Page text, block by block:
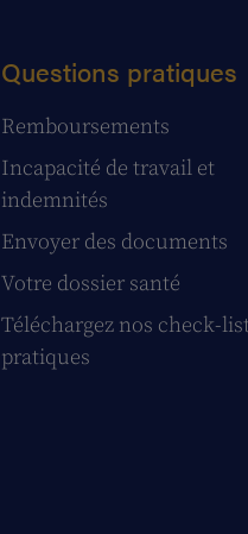
Questions pratiques
Remboursements
Incapacité de travail et
indemnités
Envoyer des documents
Votre dossier santé
Téléchargez nos check-
pratiques